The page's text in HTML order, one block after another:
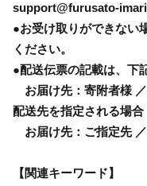
support@furusato-
●お受け取りができない
ください。
●配送伝票の記載は、下
お届け先：寄附者様
配送先を指定される場合
お届け先：ご指定先
【関連キーワード】